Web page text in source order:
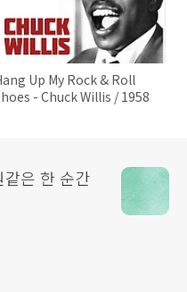
Up My Rock & Roll
- Chuck Willis / 1958
은 한 순간